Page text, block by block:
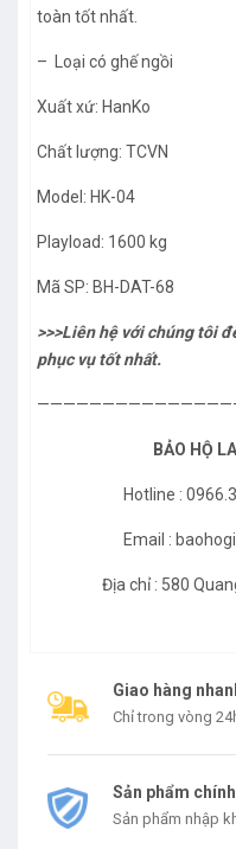
toàn tốt nhất.
– Loại có ghế ngồi
Xuất xứ: HanKo
Chất lượng: TCVN
Model: HK-04
Playload: 1600 kg
Mã SP: BH-DAT-68
>>>Liên hệ với chúng tôi
phục vụ tốt nhất.
BẢO HỘ
Hotline :
Email :
Địa chỉ : 580
Giao hàng
Chỉ trong vòng
Sản phẩm
Sản phẩm nhập